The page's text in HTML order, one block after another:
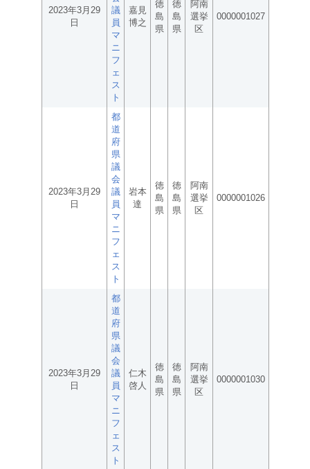
2023年3月29
日
議
員
マ
ニ
フ
ェ
ス
ト
嘉見
博之
徳
島
県
徳
島
県
阿南
選挙
区
0000001027
2023年3月29
日
都
道
府
県
議
会
議
員
マ
ニ
フ
ェ
ス
ト
岩本
達
徳
島
県
徳
島
県
阿南
選挙
区
0000001026
2023年3月29
日
都
道
府
県
議
会
議
員
マ
ニ
フ
ェ
ス
ト
仁木
啓人
徳
島
県
徳
島
県
阿南
選挙
区
0000001030